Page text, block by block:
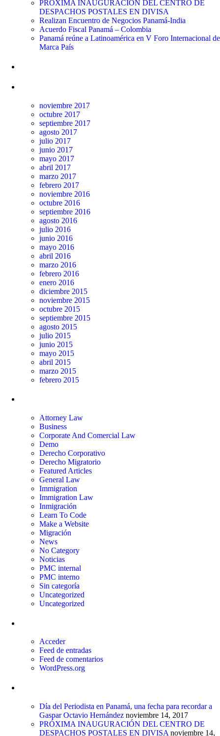
PRÓXIMA INAUGURACIÓN DEL CENTRO DE
DESPACHOS POSTALES EN DIVISA
Realizan Encuentro de Negocios Panamá-India
Acuerdo Fiscal Panamá – Colombia
Panamá reúne a Latinoamérica en V Foro Internacional de
Marca País
noviembre 2017
octubre 2017
septiembre 2017
agosto 2017
julio 2017
junio 2017
mayo 2017
abril 2017
marzo 2017
febrero 2017
noviembre 2016
octubre 2016
septiembre 2016
agosto 2016
julio 2016
junio 2016
mayo 2016
abril 2016
marzo 2016
febrero 2016
enero 2016
diciembre 2015
noviembre 2015
octubre 2015
septiembre 2015
agosto 2015
julio 2015
junio 2015
mayo 2015
abril 2015
marzo 2015
febrero 2015
Attorney Law
Business
Corporate And Comercial Law
Demo
Derecho Corporativo
Derecho Migratorio
Featured Articles
General Law
Immigration
Immigration Law
Inmigración
Learn To Code
Make a Website
Migración
News
No Category
Noticias
PMC internal
PMC interno
Sin categoría
Uncategorized
Uncategorized
Acceder
Feed de entradas
Feed de comentarios
WordPress.org
Día del Periodista en Panamá, una fecha para recordar a
Gaspar Octavio Hernández noviembre 14, 2017
PRÓXIMA INAUGURACIÓN DEL CENTRO DE
DESPACHOS POSTALES EN DIVISA noviembre 14,